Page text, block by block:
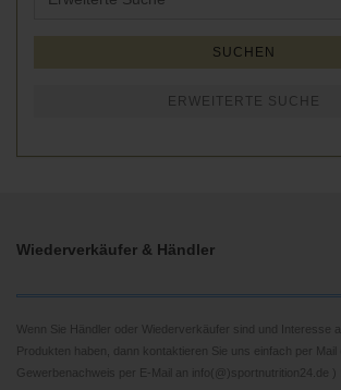
Suche
SUCHEN
ERWEITERTE SUCHE
Wiederverkäufer & Händler
Wenn Sie Händler oder Wiederverkäufer sind und Interesse
Produkten haben, dann kontaktieren Sie uns einfach per Mail
Gewerbenachweis per E-Mail an info(@)sportnutrition24.de ) !